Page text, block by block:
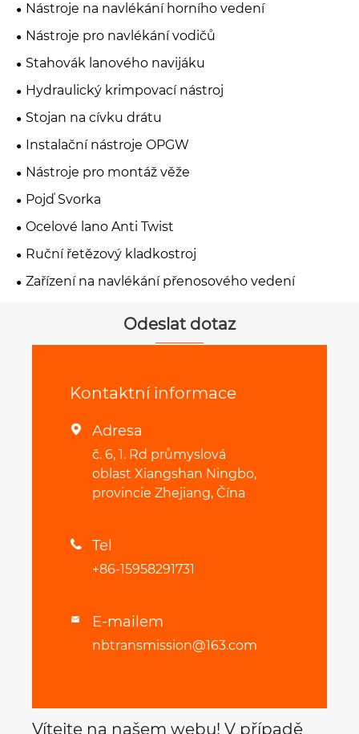
Nástroje na navlékání horního vedení
Nástroje pro navlékání vodičů
Stahovák lanového navijáku
Hydraulický krimpovací nástroj
Stojan na cívku drátu
Instalační nástroje OPGW
Nástroje pro montáž věže
Pojď Svorka
Ocelové lano Anti Twist
Ruční řetězový kladkostroj
Zařízení na navlékání přenosového vedení
Odeslat dotaz
Kontaktní informace
 Adresa
č. 6, 1. Rd průmyslová
oblast Xiangshan Ningbo,
provincie Zhejiang, Čína
 Tel
+86-15958291731
 E-mailem
nbtransmission@163.com
Vítejte na našem webu! V případě